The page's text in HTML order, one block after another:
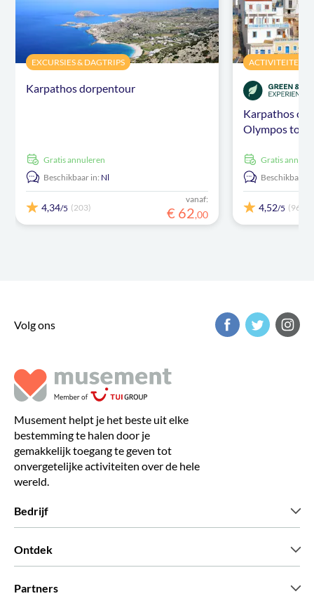
EXCURSIES & DAGTRIPS
Karpathos dorpentour
Gratis annuleren
Beschikbaar in: Nl
4,34/5 (203)
vanaf:
€ 62,00
ACTIVITEITEN
Karpathos
Olympos tour
Gratis
Beschikbaar
4,52/5 (966)
Volg ons
Musement helpt je het beste uit elke
bestemming te halen door je
gemakkelijk toegang te geven tot
onvergetelijke activiteiten over de hele
wereld.
Bedrijf
Ontdek
Partners